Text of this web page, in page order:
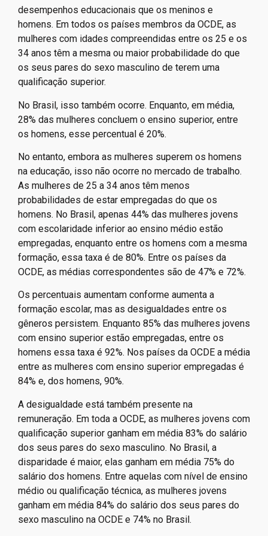
desempenhos educacionais que os meninos e
homens. Em todos os países membros da OCDE, as
mulheres com idades compreendidas entre os 25 e os
34 anos têm a mesma ou maior probabilidade do que
os seus pares do sexo masculino de terem uma
qualificação superior.
No Brasil, isso também ocorre. Enquanto, em média,
28% das mulheres concluem o ensino superior, entre
os homens, esse percentual é 20%.
No entanto, embora as mulheres superem os homens
na educação, isso não ocorre no mercado de trabalho.
As mulheres de 25 a 34 anos têm menos
probabilidades de estar empregadas do que os
homens. No Brasil, apenas 44% das mulheres jovens
com escolaridade inferior ao ensino médio estão
empregadas, enquanto entre os homens com a mesma
formação, essa taxa é de 80%. Entre os países da
OCDE, as médias correspondentes são de 47% e 72%.
Os percentuais aumentam conforme aumenta a
formação escolar, mas as desigualdades entre os
gêneros persistem. Enquanto 85% das mulheres jovens
com ensino superior estão empregadas, entre os
homens essa taxa é 92%. Nos países da OCDE a média
entre as mulheres com ensino superior empregadas é
84% e, dos homens, 90%.
A desigualdade está também presente na
remuneração. Em toda a OCDE, as mulheres jovens com
qualificação superior ganham em média 83% do salário
dos seus pares do sexo masculino. No Brasil, a
disparidade é maior, elas ganham em média 75% do
salário dos homens. Entre aquelas com nível de ensino
médio ou qualificação técnica, as mulheres jovens
ganham em média 84% do salário dos seus pares do
sexo masculino na OCDE e 74% no Brasil.